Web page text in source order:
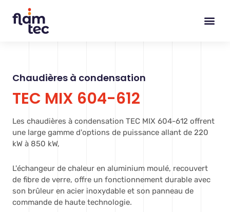
content
Chaudières à condensation
TEC MIX 604-612
Les chaudières à condensation TEC MIX 604-612 offrent
une large gamme d'options de puissance allant de 220
kW à 850 kW,
L'échangeur de chaleur en aluminium moulé, recouvert
de fibre de verre, offre un fonctionnement durable avec
son brûleur en acier inoxydable et son panneau de
commande de haute technologie.